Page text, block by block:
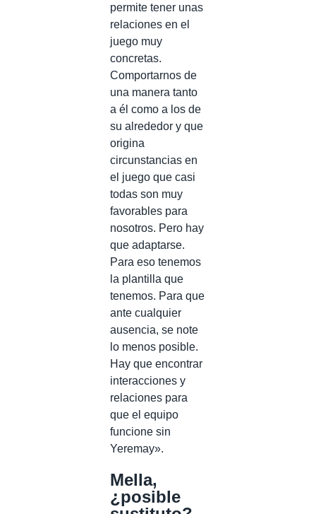
permite tener unas
relaciones en el
juego muy
concretas.
Comportarnos de
una manera tanto
a él como a los de
su alrededor y que
origina
circunstancias en
el juego que casi
todas son muy
favorables para
nosotros. Pero hay
que adaptarse.
Para eso tenemos
la plantilla que
tenemos. Para que
ante cualquier
ausencia, se note
lo menos posible.
Hay que encontrar
interacciones y
relaciones para
que el equipo
funcione sin
Yeremay».
Mella,
¿posible